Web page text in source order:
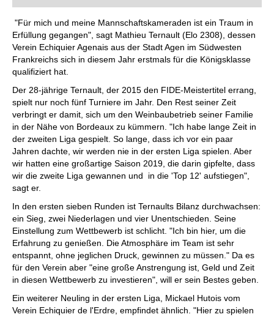
individueller als je zuvor.
"Für mich und meine Mannschaftskameraden ist ein Traum in
Erfüllung gegangen", sagt Mathieu Ternault (Elo 2308), dessen
Verein Echiquier Agenais aus der Stadt Agen im Südwesten
Frankreichs sich in diesem Jahr erstmals für die Königsklasse
qualifiziert hat.
Der 28-jährige Ternault, der 2015 den FIDE-Meistertitel errang,
spielt nur noch fünf Turniere im Jahr. Den Rest seiner Zeit
verbringt er damit, sich um den Weinbaubetrieb seiner Familie
in der Nähe von Bordeaux zu kümmern. "Ich habe lange Zeit in
der zweiten Liga gespielt. So lange, dass ich vor ein paar
Jahren dachte, wir werden nie in der ersten Liga spielen. Aber
wir hatten eine großartige Saison 2019, die darin gipfelte, dass
wir die zweite Liga gewannen und in die 'Top 12' aufstiegen",
sagt er.
In den ersten sieben Runden ist Ternaults Bilanz durchwachsen:
ein Sieg, zwei Niederlagen und vier Unentschieden. Seine
Einstellung zum Wettbewerb ist schlicht. "Ich bin hier, um die
Erfahrung zu genießen. Die Atmosphäre im Team ist sehr
entspannt, ohne jeglichen Druck, gewinnen zu müssen." Da es
für den Verein aber "eine große Anstrengung ist, Geld und Zeit
in diesen Wettbewerb zu investieren", will er sein Bestes geben.
Ein weiterer Neuling in der ersten Liga, Mickael Hutois vom
Verein Echiquier de l'Erdre, empfindet ähnlich. "Hier zu spielen